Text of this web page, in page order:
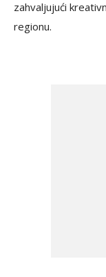
zahvaljujući
regionu.